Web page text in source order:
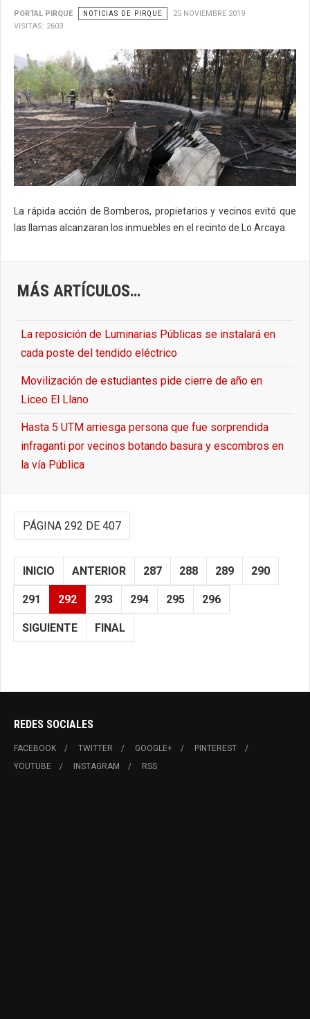
PORTAL PIRQUE NOTICIAS DE PIRQUE
25 NOVIEMBRE 2019
VISITAS: 2603
La rápida acción de Bomberos, propietarios y vecinos evitó que
las llamas alcanzaran los inmuebles en el recinto de Lo Arcaya
MÁS ARTÍCULOS…
La reposición de Luminarias Públicas se instalará en
cada poste del tendido eléctrico
Movilización de estudiantes pide cierre de año en
Liceo El Llano
Hasta 5 UTM arriesga persona que fue sorprendida
infraganti por vecinos botando basura y escombros en
la vía Pública
PÁGINA 292 DE 407
INICIO ANTERIOR 287 288 289 290
291 292 293 294 295 296
SIGUIENTE FINAL
REDES SOCIALES
FACEBOOK TWITTER GOOGLE+
PINTEREST
YOUTUBE
INSTAGRAM RSS